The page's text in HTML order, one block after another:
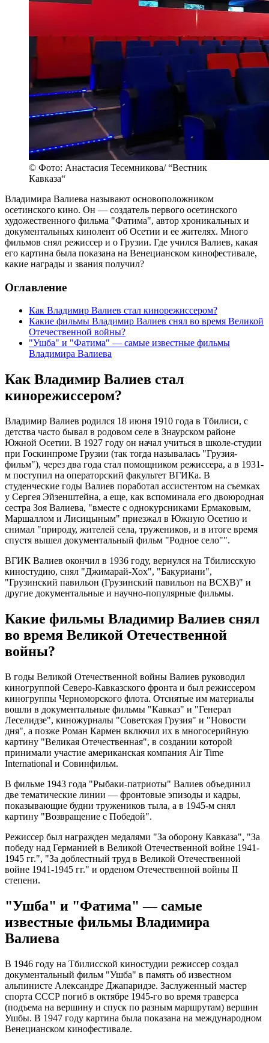
© Фото: Анастасия Тесемникова/ “Вестник
Кавказа“
Владимира Валиева называют основоположником
осетинского кино. Он — создатель первого осетинского
художественного фильма "Фатима", автор хроникальных и
документальных кинолент об Осетии и ее жителях. Много
фильмов снял режиссер и о Грузии. Где учился Валиев, какая
его картина была показана на Венецианском кинофестивале,
какие награды и звания получил?
Оглавление
Как Владимир Валиев стал кинорежиссером?
Какие фильмы Владимир Валиев снял во время Великой
Отечественной войны?
"Ушба" и "Фатима" — самые известные фильмы
Владимира Валиева
Как Владимир Валиев стал
кинорежиссером?
Владимир Валиев родился 18 июня 1910 года в Тбилиси, с
детства часто бывал в родовом селе в Знаурском районе
Южной Осетии. В 1927 году он начал учиться в школе-студии
при Госкинпроме Грузии (так тогда называлась "Грузия-
фильм"), через два года стал помощником режиссера, а в 1931-
м поступил на операторский факультет ВГИКа. В
студенческие годы Валиев поработал ассистентом на съемках
у Сергея Эйзенштейна, а еще, как вспоминала его двоюродная
сестра Зоя Валиева, "вместе с однокурсниками Ермаковым,
Маршаллом и Лисицыным" приезжал в Южную Осетию и
снимал "природу, жителей села, тружеников, и в итоге время
спустя вышел документальный фильм "Родное село"".
ВГИК Валиев окончил в 1936 году, вернулся на Тбилисскую
киностудию, снял "Джимарай-Хох", "Бакуриани",
"Грузинский павильон (Грузинский павильон на ВСХВ)" и
другие документальные и научно-популярные фильмы.
Какие фильмы Владимир Валиев снял
во время Великой Отечественной
войны?
В годы Великой Отечественной войны Валиев руководил
киногруппой Северо-Кавказского фронта и был режиссером
киногруппы Черноморского флота. Отснятые им материалы
вошли в документальные фильмы "Кавказ" и "Генерал
Леселидзе", киножурналы "Советская Грузия" и "Новости
дня", а позже Роман Кармен включил их в многосерийную
картину "Великая Отечественная", в создании которой
принимали участие американская компания Air Time
International и Совинфильм.
В фильме 1943 года "Рыбаки-патриоты" Валиев объединил
две тематические линии — фронтовые эпизоды и кадры,
показывающие будни тружеников тыла, а в 1945-м снял
картину "Возвращение с Победой".
Режиссер был награжден медалями "За оборону Кавказа", "За
победу над Германией в Великой Отечественной войне 1941-
1945 гг.", "За доблестный труд в Великой Отечественной
войне 1941-1945 гг." и орденом Отечественной войны II
степени.
"Ушба" и "Фатима" — самые
известные фильмы Владимира
Валиева
В 1946 году на Тбилисской киностудии режиссер создал
документальный фильм "Ушба" в память об известном
альпинисте Александре Джапаридзе. Заслуженный мастер
спорта СССР погиб в октябре 1945-го во время траверса
(подъема на вершину и спуск по разным маршрутам) вершин
Ушбы. В 1947 году картина была показана на международном
Венецианском кинофестивале.